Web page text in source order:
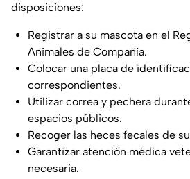
disposiciones:
Registrar a su mascota en el
Animales de Compañía.
Colocar una placa de
correspondientes.
Utilizar correa y pechera
espacios públicos.
Recoger las heces fecales de
Garantizar atención médica
necesaria.